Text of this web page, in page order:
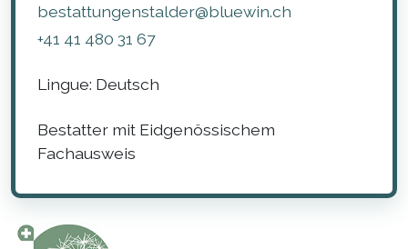
bestattungenstalder@bluewin.ch
+41 41 480 31 67
Lingue: Deutsch
Bestatter mit Eidgenössischem
Fachausweis